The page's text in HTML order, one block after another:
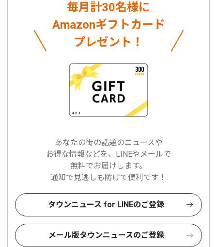
毎月計30名様に
Amazonギフトカード
プレゼント！
あなたの街の話題のニュースや
お得な情報などを、LINEやメールで
無料でお届けします。
通知で見逃しも防げて便利です！
タウンニュース for LINEのご登録
メール版タウンニュースのご登録